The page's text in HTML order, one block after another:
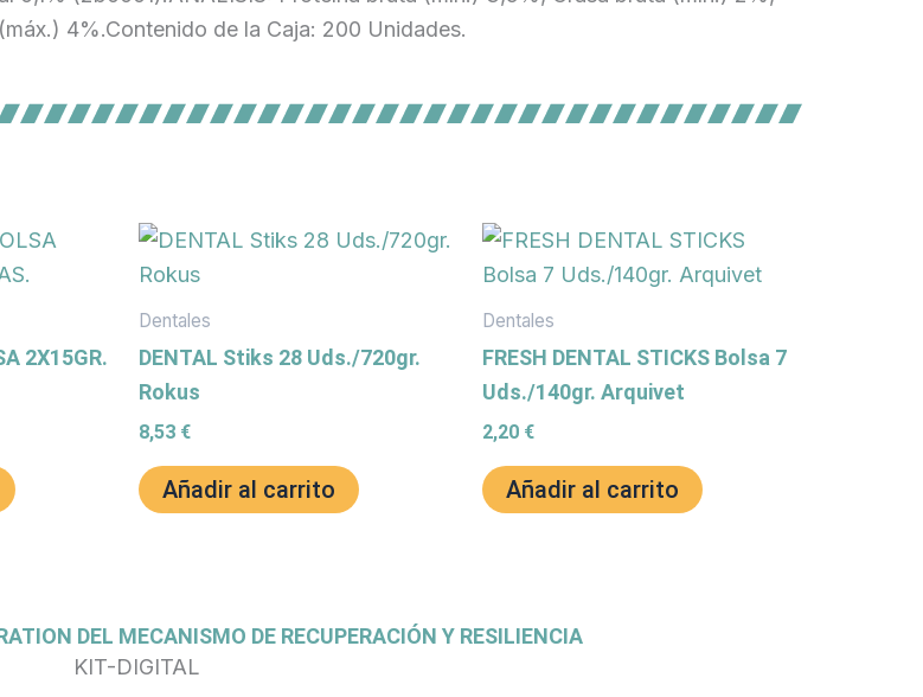
4%.Contenido de la Caja: 200 Unidades.
2X15GR.
Dentales
DENTAL Stiks 28 Uds./720gr.
Rokus
8,53 €
Añadir al carrito
Dentales
FRESH DENTAL STICKS Bolsa 7
Uds./140gr. Arquivet
2,20 €
Añadir al carrito
DEL MECANISMO DE RECUPERACIÓN Y RESILIENCIA